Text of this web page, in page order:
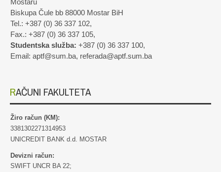
Mostaru
Biskupa Čule bb 88000 Mostar BiH
Tel.: +387 (0) 36 337 102,
Fax.: +387 (0) 36 337 105,
Studentska služba: +387 (0) 36 337 100,
Email: aptf@sum.ba, referada@aptf.sum.ba
RAČUNI FAKULTETA
Žiro račun (KM):
3381302271314953
UNICREDIT BANK d.d. MOSTAR
Devizni račun:
SWIFT UNCR BA 22;